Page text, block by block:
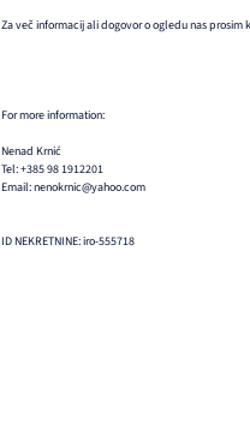
Za več informacij ali dogovor o ogledu nas prosim
For more information:
Nenad Krnić
Tel: +385 98 1912201
Email: nenokrnic@yahoo.com
ID NEKRETNINE: iro-555718